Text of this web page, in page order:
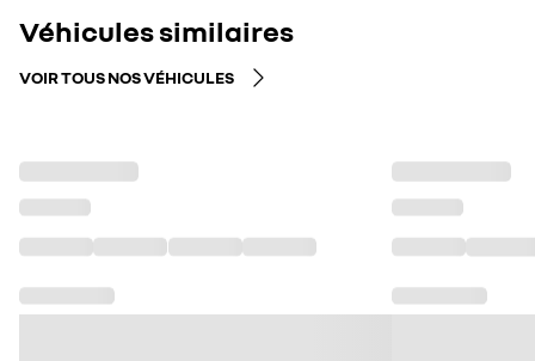
Véhicules similaires
VOIR TOUS NOS VÉHICULES